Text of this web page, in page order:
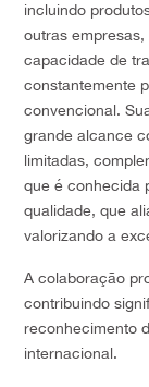
incluindo
outras
capacidade de
constantemente
convencional.
grande alcance
limitadas,
que é conhecida
qualidade, que
valorizando a
A colaboração
contribuindo
reconhecimento
internacional.